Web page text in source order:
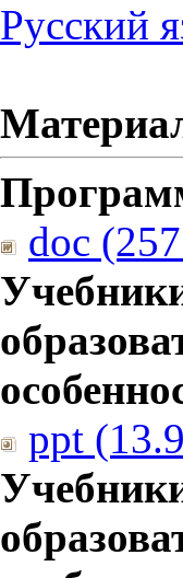
Русский
doc
ppt